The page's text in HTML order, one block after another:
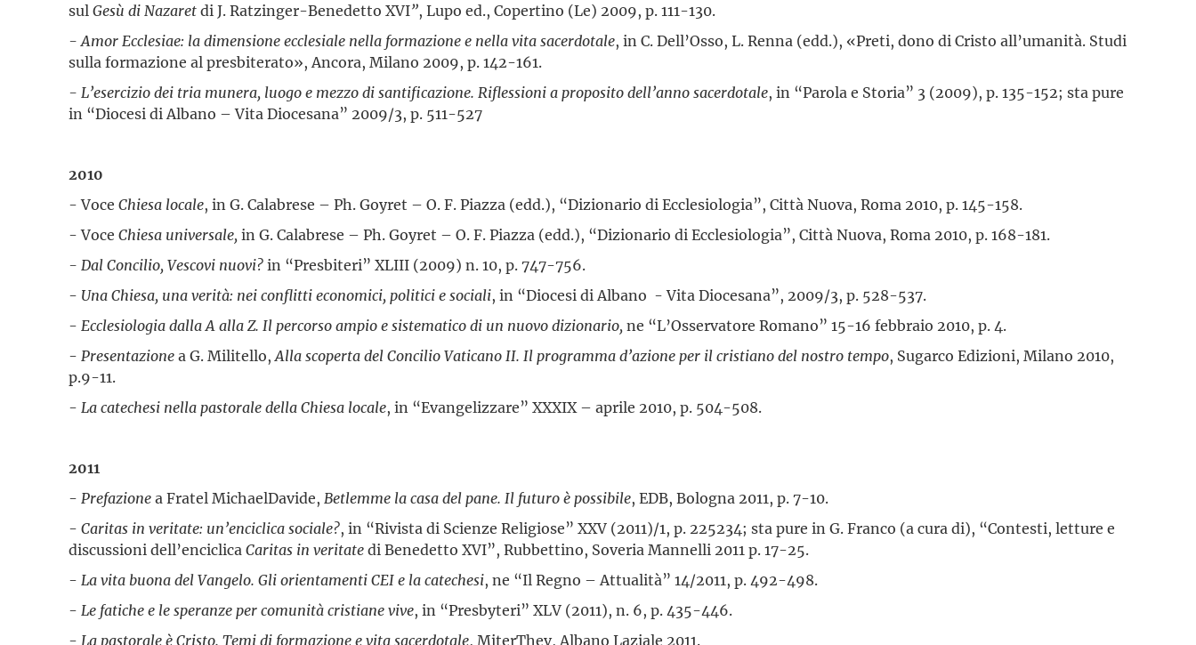
sul Gesù di Nazaretdi J. Ratzinger-Benedetto XVI”, Lupo ed., Copertino (Le) 2009, p. 111-130.
- Amor Ecclesiae: la dimensione ecclesiale nella formazione e nella vita sacerdotale, in C. Dell’Osso, L. Renna (edd.), «Preti, dono di Cristo all’umanità. Studi
sulla formazione al presbiterato», Ancora, Milano 2009, p. 142-161.
- L’esercizio dei tria munera, luogo e mezzo di santificazione. Riflessioni a proposito dell’anno sacerdotale, in “Parola e Storia” 3 (2009), p. 135-152; sta pure
in “Diocesi di Albano – Vita Diocesana” 2009/3, p. 511-527
2010
- Voce Chiesa locale, in G. Calabrese – Ph. Goyret – O. F. Piazza (edd.), “Dizionario di Ecclesiologia”, Città Nuova, Roma 2010, p. 145-158.
- Voce Chiesa universale, in G. Calabrese – Ph. Goyret – O. F. Piazza (edd.), “Dizionario di Ecclesiologia”, Città Nuova, Roma 2010, p. 168-181.
- Dal Concilio, Vescovi nuovi?in “Presbiteri” XLIII (2009) n. 10, p. 747-756.
- Una Chiesa, una verità: nei conflitti economici, politici e sociali, in “Diocesi di Albano - Vita Diocesana”, 2009/3, p. 528-537.
- Ecclesiologia dalla A alla Z. Il percorso ampio e sistematico di un nuovo dizionario, ne “L’Osservatore Romano” 15-16 febbraio 2010, p. 4.
- Presentazionea G. Militello, Alla scoperta del Concilio Vaticano II. Il programma d’azione per il cristiano del nostro tempo, Sugarco Edizioni, Milano 2010,
p.9-11.
- La catechesi nella pastorale della Chiesa locale, in “Evangelizzare” XXXIX – aprile 2010, p. 504-508.
2011
- Prefazionea Fratel MichaelDavide, Betlemme la casa del pane. Il futuro è possibile, EDB, Bologna 2011, p. 7-10.
- Caritas in veritate: un’enciclica sociale?, in “Rivista di Scienze Religiose” XXV (2011)/1, p. 225234; sta pure in G. Franco (a cura di), “Contesti, letture e
discussioni dell’enciclica Caritas in veritatedi Benedetto XVI”, Rubbettino, Soveria Mannelli 2011 p. 17-25.
- La vita buona del Vangelo. Gli orientamenti CEI e la catechesi, ne “Il Regno – Attualità” 14/2011, p. 492-498.
- Le fatiche e le speranze per comunità cristiane vive, in “Presbyteri” XLV (2011), n. 6, p. 435-446.
- La pastorale è Cristo. Temi di formazione e vita sacerdotale, MiterThev, Albano Laziale 2011.